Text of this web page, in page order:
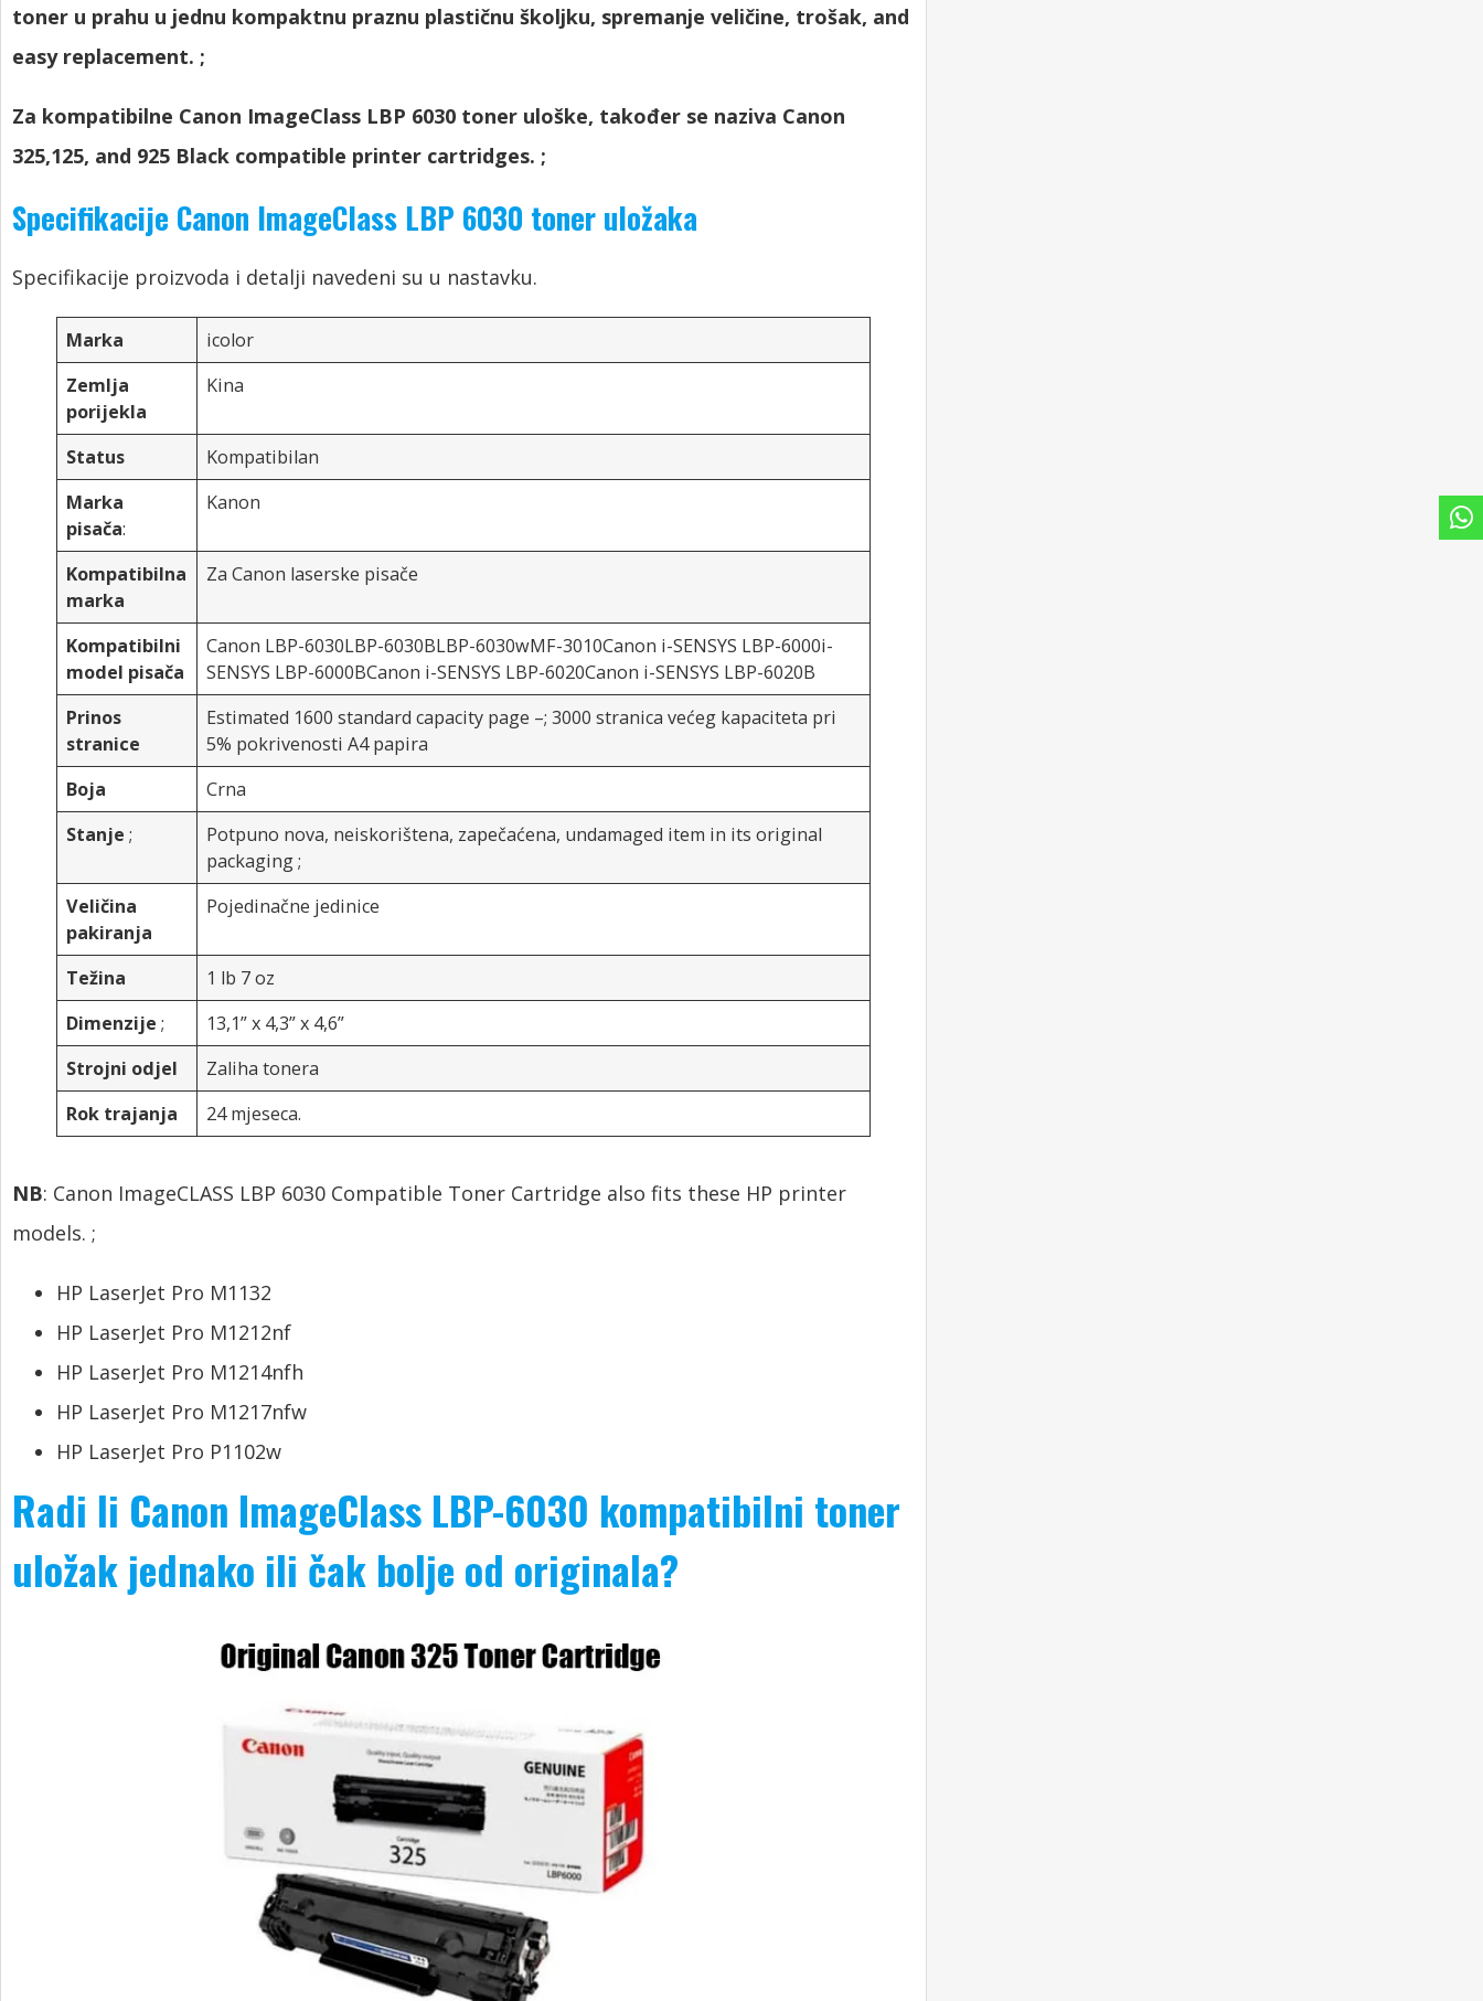
toner u prahu u jednu kompaktnu praznu plastičnu školjku, spremanje veličine, trošak, and
easy replacement. ;
Za kompatibilne Canon ImageClass LBP 6030 toner uloške, također se naziva Canon
325,125, and 925 Black compatible printer cartridges. ;
Specifikacije Canon ImageClass LBP 6030 toner uložaka
Specifikacije proizvoda i detalji navedeni su u nastavku.
Marka
icolor
Zemlja
porijekla
Kina
Status
Kompatibilan
Marka
pisača:
Kanon
Kompatibilna
marka
Za Canon laserske pisače
Kompatibilni
model pisača
Canon LBP-6030LBP-6030BLBP-6030wMF-3010Canon i-SENSYS LBP-6000i-
SENSYS LBP-6000BCanon i-SENSYS LBP-6020Canon i-SENSYS LBP-6020B
Prinos
stranice
Estimated 1600 standard capacity page –; 3000 stranica većeg kapaciteta pri
5% pokrivenosti A4 papira
Boja
Crna
Stanje ; Potpuno nova, neiskorištena, zapečaćena, undamaged item in its original
packaging;
Veličina
pakiranja
Pojedinačne jedinice
Težina
1 lb 7 oz
Dimenzije ;
13,1” x 4,3” x 4,6”
Strojni odjel
Zaliha tonera
Rok trajanja
24 mjeseca.
NB: Canon ImageCLASS LBP 6030 Compatible Toner Cartridge also fits these HP printer
models. ;
HP LaserJet Pro M1132
HP LaserJet Pro M1212nf
HP LaserJet Pro M1214nfh
HP LaserJet Pro M1217nfw
HP LaserJet Pro P1102w
Radi li Canon ImageClass LBP-6030 kompatibilni toner
uložak jednako ili čak bolje od originala?